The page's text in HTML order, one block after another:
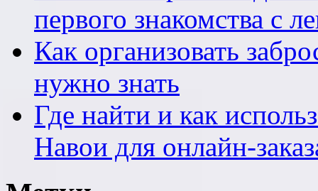
первого знакомства с
Как организовать
нужно знать
Где найти и как
Навои для онлайн-